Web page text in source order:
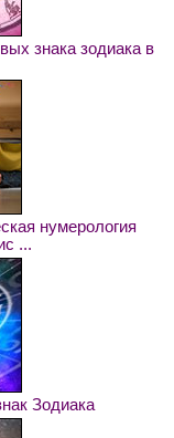
знака зодиака в
нумерология
...
Зодиака